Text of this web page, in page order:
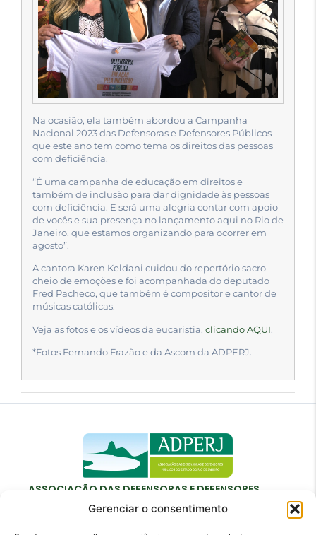
Gerenciar o consentimento
Na ocasião, ela também abordou a Campanha
Nacional 2023 das Defensoras e Defensores Públicos
que este ano tem como tema os direitos das pessoas
com deficiência.
“É uma campanha de educação em direitos e
também de inclusão para dar dignidade às pessoas
com deficiência. E será uma alegria contar com apoio
de vocês e sua presença no lançamento aqui no Rio de
Janeiro, que estamos organizando para ocorrer em
agosto”.
A cantora Karen Keldani cuidou do repertório sacro
cheio de emoções e foi acompanhada do deputado
Fred Pacheco, que também é compositor e cantor de
músicas católicas.
Veja as fotos e os vídeos da eucaristia, clicando AQUI.
*Fotos Fernando Frazão e da Ascom da ADPERJ.
ASSOCIAÇÃO DAS DEFENSORAS E DEFENSORES
PÚBLICOS DO ESTADO DO RIO DE JANEIRO